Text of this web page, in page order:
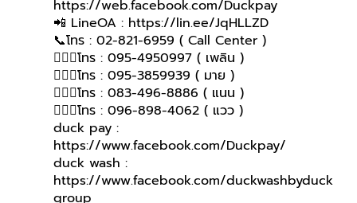
https://web.facebook.com/Duckpay
📲 LineOA : https://lin.ee/JqHLLZD
📞โทร : 02-821-6959 ( Call Center )
🙋🏻‍♀โทร : 095-4950997 ( เพลิน )
🙋🏻‍♀️โทร : 095-3859939 ( มาย )
🙋🏻‍♀️โทร : 083-496-8886 ( แนน )
🙋🏻‍♀โทร : 096-898-4062 ( แวว )
duck pay :
https://www.facebook.com/Duckpay/
duck wash :
https://www.facebook.com/duckwashbyduck
group